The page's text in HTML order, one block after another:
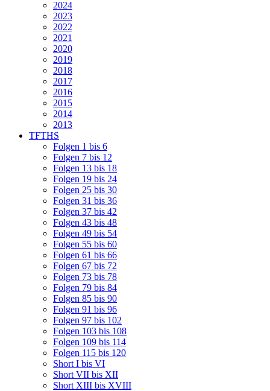
2024
2023
2022
2021
2020
2019
2018
2017
2016
2015
2014
2013
TFTHS
Folgen 1 bis 6
Folgen 7 bis 12
Folgen 13 bis 18
Folgen 19 bis 24
Folgen 25 bis 30
Folgen 31 bis 36
Folgen 37 bis 42
Folgen 43 bis 48
Folgen 49 bis 54
Folgen 55 bis 60
Folgen 61 bis 66
Folgen 67 bis 72
Folgen 73 bis 78
Folgen 79 bis 84
Folgen 85 bis 90
Folgen 91 bis 96
Folgen 97 bis 102
Folgen 103 bis 108
Folgen 109 bis 114
Folgen 115 bis 120
Short I bis VI
Short VII bis XII
Short XIII bis XVIII